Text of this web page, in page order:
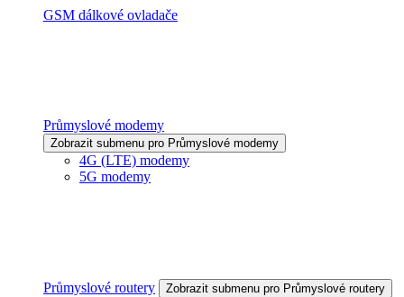
GSM dálkové ovladače
Průmyslové modemy
Zobrazit submenu pro Průmyslové modemy
4G (LTE) modemy
5G modemy
Průmyslové routery Zobrazit submenu pro Průmyslové routery